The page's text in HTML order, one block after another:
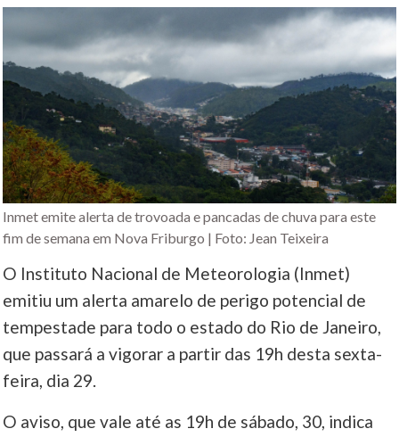
Inmet emite alerta de trovoada e pancadas de chuva para este
fim de semana em Nova Friburgo | Foto: Jean Teixeira
O Instituto Nacional de Meteorologia (Inmet)
emitiu um alerta amarelo de perigo potencial de
tempestade para todo o estado do Rio de Janeiro,
que passará a vigorar a partir das 19h desta sexta-
feira, dia 29.
O aviso, que vale até as 19h de sábado, 30, indica